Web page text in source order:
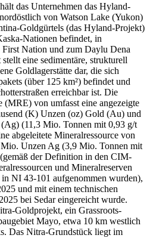
das Unternehmen das Hyland-
von Watson Lake (Yukon)
Goldgürtels (das Hyland-Projekt)
Nationen befindet, in
Nation und zum Daylu Dena
eine sedimentäre, strukturell
Goldlagerstätte dar, die sich
(über 125 km²) befindet und
erreichbar ist. Die
(MRE) von umfasst eine angezeigte
(K) Unzen (oz) Gold (Au) und
(11,3 Mio. Tonnen mit 0,93 g/t
abgeleitete Mineralressource von
Unzen Ag (3,9 Mio. Tonnen mit
der Definition in den CIM-
und Mineralreserven
NI 43-101 aufgenommen wurden),
und mit einem technischen
bei Sedar eingereicht wurde.
Goldprojekt, ein Grassroots-
Mayo, etwa 10 km westlich
Das Nitra-Grundstück liegt im